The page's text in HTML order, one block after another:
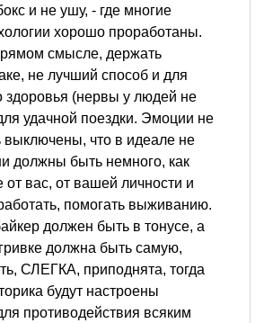
и не ушу, - где многие
хорошо проработаны.
смысле, держать
не лучший способ и для
здоровья (нервы у людей не
удачной поездки. Эмоции не
что в идеале не
должны быть немного, как
от вас, от вашей личности и
помогать выживанию.
должен быть в тонусе, а
должна быть самую,
СЛЕГКА, приподнята, тогда
будут настроены
противодействия всяким